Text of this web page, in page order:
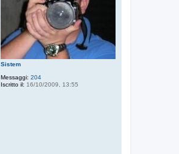
Sistem
Messaggi: 204
Iscritto il: 16/10/2009, 13:55